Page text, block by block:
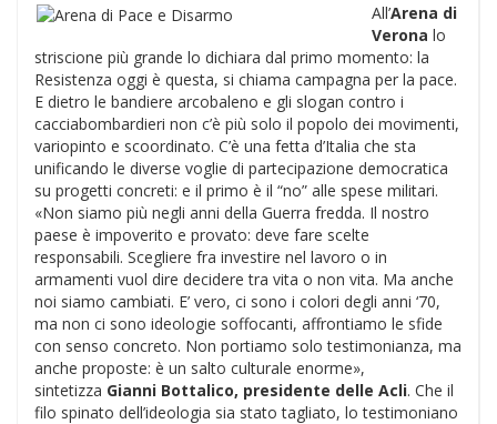
All’Arena di
Verona lo
striscione più grande lo dichiara dal primo momento: la
Resistenza oggi è questa, si chiama campagna per la pace.
E dietro le bandiere arcobaleno e gli slogan contro i
cacciabombardieri non c’è più solo il popolo dei movimenti,
variopinto e scoordinato. C’è una fetta d’Italia che sta
unificando le diverse voglie di partecipazione democratica
su progetti concreti: e il primo è il “no” alle spese militari.
«Non siamo più negli anni della Guerra fredda. Il nostro
paese è impoverito e provato: deve fare scelte
responsabili. Scegliere fra investire nel lavoro o in
armamenti vuol dire decidere tra vita o non vita. Ma anche
noi siamo cambiati. E’ vero, ci sono i colori degli anni ‘70,
ma non ci sono ideologie soffocanti, affrontiamo le sfide
con senso concreto. Non portiamo solo testimonianza, ma
anche proposte: è un salto culturale enorme»,
sintetizza Gianni Bottalico, presidente delle Acli. Che il
filo spinato dell’ideologia sia stato tagliato, lo testimoniano